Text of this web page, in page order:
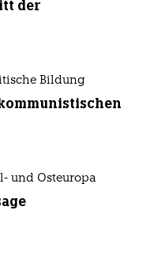
der
Bildung
und Osteuropa